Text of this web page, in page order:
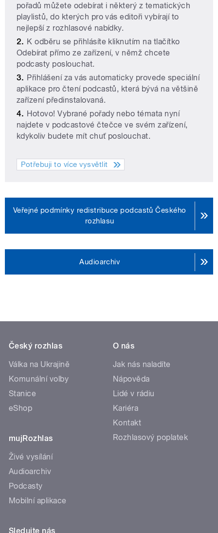
pořadů můžete odebírat i některý z tematických
playlistů, do kterých pro vás editoři vybírají to
nejlepší z rozhlasové nabídky.
K odběru se přihlásíte kliknutím na tlačítko
Odebírat přímo ze zařízení, v němž chcete
podcasty poslouchat.
Přihlášení za vás automaticky provede speciální
aplikace pro čtení podcastů, která bývá na většině
zařízení předinstalovaná.
Hotovo! Vybrané pořady nebo témata nyní
najdete v podcastové čtečce ve svém zařízení,
kdykoliv budete mít chuť poslouchat.
Potřebuji to více vysvětlit
Veřejné podmínky redistribuce podcastů Českého
rozhlasu
Audioarchiv
Český rozhlas
Válka na Ukrajině
Komunální volby
Stanice
eShop
mujRozhlas
Živé vysílání
Audioarchiv
Podcasty
Mobilní aplikace
O nás
Jak nás naladíte
Nápověda
Lidé v rádiu
Kariéra
Kontakt
Rozhlasový poplatek
Sledujte nás